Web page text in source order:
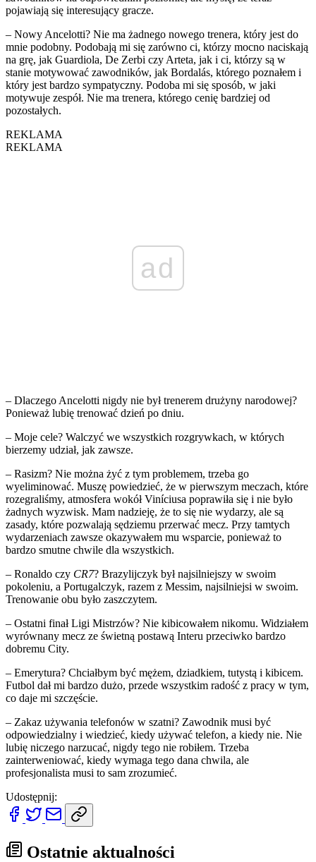
pojawiają się interesujący gracze.
– Nowy Ancelotti? Nie ma żadnego nowego trenera, który jest do
mnie podobny. Podobają mi się zarówno ci, którzy mocno naciskają
na grę, jak Guardiola, De Zerbi czy Arteta, jak i ci, którzy są w
stanie motywować zawodników, jak Bordalás, którego poznałem i
który jest bardzo sympatyczny. Podoba mi się sposób, w jaki
motywuje zespół. Nie ma trenera, którego cenię bardziej od
pozostałych.
REKLAMA
REKLAMA
ad
– Dlaczego Ancelotti nigdy nie był trenerem drużyny narodowej?
Ponieważ lubię trenować dzień po dniu.
– Moje cele? Walczyć we wszystkich rozgrywkach, w których
bierzemy udział, jak zawsze.
– Rasizm? Nie można żyć z tym problemem, trzeba go
wyeliminować. Muszę powiedzieć, że w pierwszym meczach, które
rozegraliśmy, atmosfera wokół Viníciusa poprawiła się i nie było
żadnych wyzwisk. Mam nadzieję, że to się nie wydarzy, ale są
zasady, które pozwalają sędziemu przerwać mecz. Przy tamtych
wydarzeniach zawsze okazywałem mu wsparcie, ponieważ to
bardzo smutne chwile dla wszystkich.
– Ronaldo czy CR7? Brazylijczyk był najsilniejszy w swoim
pokoleniu, a Portugalczyk, razem z Messim, najsilniejsi w swoim.
Trenowanie obu było zaszczytem.
– Ostatni finał Ligi Mistrzów? Nie kibicowałem nikomu. Widziałem
wyrównany mecz ze świetną postawą Interu przeciwko bardzo
dobremu City.
– Emerytura? Chciałbym być mężem, dziadkiem, tutystą i kibicem.
Futbol dał mi bardzo dużo, przede wszystkim radość z pracy w tym,
co daje mi szczęście.
– Zakaz używania telefonów w szatni? Zawodnik musi być
odpowiedzialny i wiedzieć, kiedy używać telefon, a kiedy nie. Nie
lubię niczego narzucać, nigdy tego nie robiłem. Trzeba
zainterweniować, kiedy wymaga tego dana chwila, ale
profesjonalista musi to sam zrozumieć.
Udostępnij:
Ostatnie aktualności